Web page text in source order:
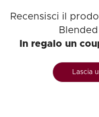
Recensisci il
In regalo un
Lascia